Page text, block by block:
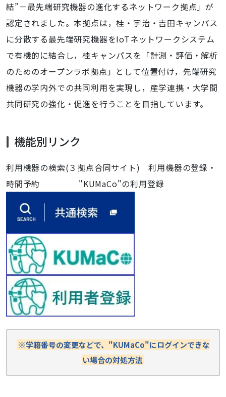
結”－最先端研究機器の進化するネットワーク拠点」が
認定されました。本拠点は，桂・宇治・吉田キャンパス
に分散する最先端研究機器をIoTネットワークシステム
で有機的に結合し，桂キャンパスを「計測・評価・解析
のためのオープンラボ拠点」として位置付け，先端研究
機器の学内外での共同利用を実現し，産学連携・大学間
共同研究の強化・促進を行うことを目指しています。
機能別リンク
利用機器の検索(３拠点合同サイト) 利用機器の登録・
時間予約 "KUMaCo"の利用登録
※学籍番号の変更などで、"KUMaCo"にログインできな
い場合の対処方法